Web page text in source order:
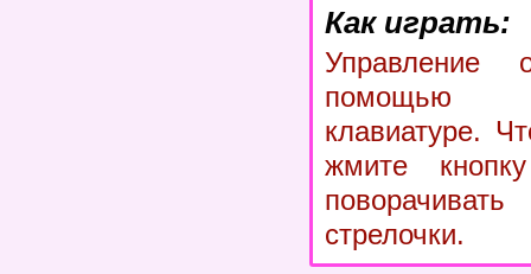
Как играть:
Управление
помощью
клавиатуре.
жмите
стрелочки.